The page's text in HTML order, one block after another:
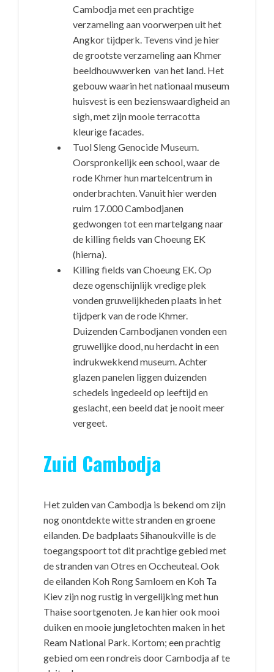
Cambodja met een prachtige
verzameling aan voorwerpen uit het
Angkor tijdperk. Tevens vind je hier
de grootste verzameling aan Khmer
beeldhouwwerken van het land. Het
gebouw waarin het nationaal museum
huisvest is een bezienswaardigheid an
sigh, met zijn mooie terracotta
kleurige facades.
Tuol Sleng Genocide Museum.
Oorspronkelijk een school, waar de
rode Khmer hun martelcentrum in
onderbrachten. Vanuit hier werden
ruim 17.000 Cambodjanen
gedwongen tot een martelgang naar
de killing fields van Choeung EK
(hierna).
Killing fields van Choeung EK. Op
deze ogenschijnlijk vredige plek
vonden gruwelijkheden plaats in het
tijdperk van de rode Khmer.
Duizenden Cambodjanen vonden een
gruwelijke dood, nu herdacht in een
indrukwekkend museum. Achter
glazen panelen liggen duizenden
schedels ingedeeld op leeftijd en
geslacht, een beeld dat je nooit meer
vergeet.
Zuid Cambodja
Het zuiden van Cambodja is bekend om zijn
nog onontdekte witte stranden en groene
eilanden. De badplaats Sihanoukville is de
toegangspoort tot dit prachtige gebied met
de stranden van Otres en Occheuteal. Ook
de eilanden Koh Rong Samloem en Koh Ta
Kiev zijn nog rustig in vergelijking met hun
Thaise soortgenoten. Je kan hier ook mooi
duiken en mooie jungletochten maken in het
Ream National Park. Kortom; een prachtig
gebied om een rondreis door Cambodja af te